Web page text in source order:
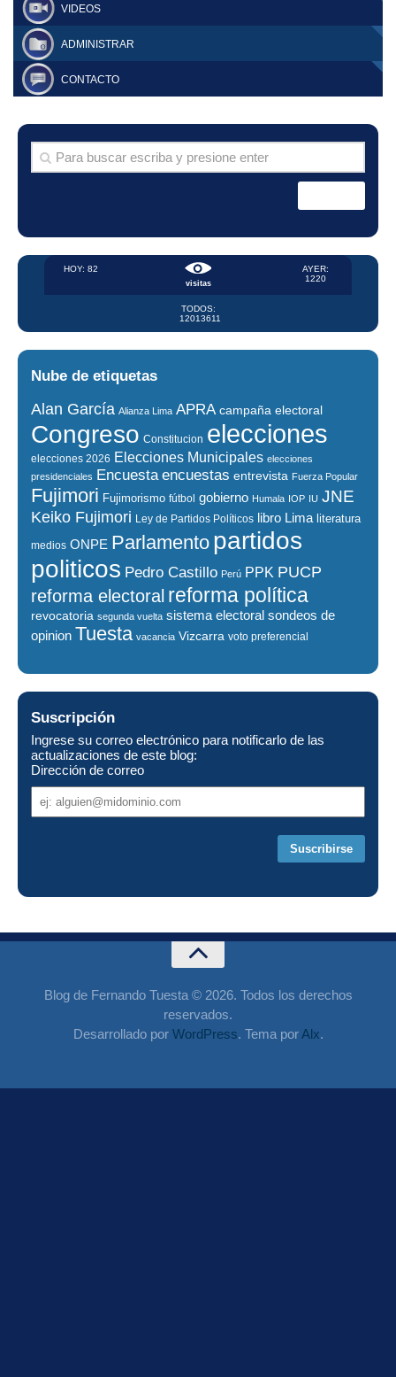
VIDEOS
ADMINISTRAR
CONTACTO
visitas
HOY: 82
AYER:
1220
TODOS:
12013611
Nube de etiquetas
Alan García Alianza Lima APRA campaña electoral
Congreso Constitucion elecciones
elecciones 2026 Elecciones Municipales elecciones
presidenciales
Encuesta encuestas entrevista Fuerza Popular
Fujimori Fujimorismo fútbol gobierno Humala IOP IU JNE
Keiko Fujimori Ley de Partidos Políticos libro Lima literatura
medios ONPE Parlamento partidos
politicos Pedro Castillo Perú PPK PUCP
reforma electoral reforma política
revocatoria segunda vuelta sistema electoral sondeos de
opinion Tuesta vacancia Vizcarra voto preferencial
Suscripción
Ingrese su correo electrónico para notificarlo de las
actualizaciones de este blog:
Dirección de correo
de
Blog de Fernando Tuesta © 2026. Todos los derechos
reservados.
Desarrollado por WordPress. Tema porAlx.